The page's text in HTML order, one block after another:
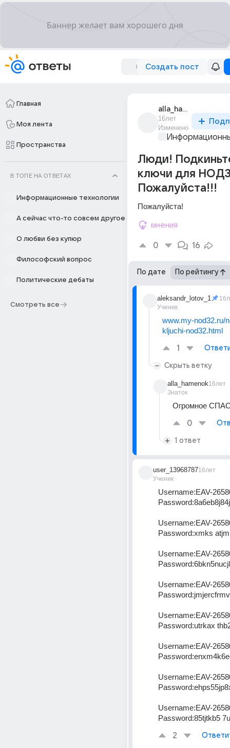
Создать пост
Главная
Моя лента
Пространства
В ТОПЕ НА ОТВЕТАХ
Информационные технологии
А сейчас что-то совсем другое
О любви без купюр
Философский вопрос
Политические дебаты
Смотреть все
alla_hamenok
16лет
Изменено
Люди!
ключи для
Пожалуйста!!!
Пожалуйста!
мнения
0 16
По дате По рейтингу
aleksandr_lotov_1
Ученик
www.my-nod32.ru/
kljuchi-nod32.html
1
Скрыть ветку
alla_hamenok
Знаток
16лет
Огромное
0
1 ответ
user_13968787
Ученик
16лет
Username:EAV-
Username:EAV-
Password:xmks
Username:EAV-
Username:EAV-
Username:EAV-
Password:utrkax
Username:EAV-
Username:EAV-
Username:EAV-
Password:85tjtkb5 7u
2